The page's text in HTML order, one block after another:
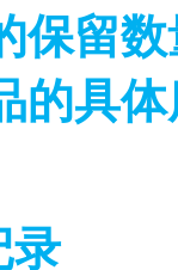
保留
的具
记录